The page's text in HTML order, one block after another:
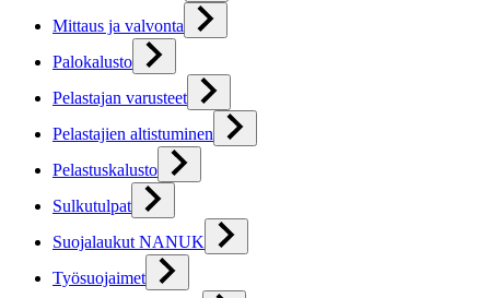
Mittaus ja valvonta
Palokalusto
Pelastajan varusteet
Pelastajien altistuminen
Pelastuskalusto
Sulkutulpat
Suojalaukut NANUK
Työsuojaimet